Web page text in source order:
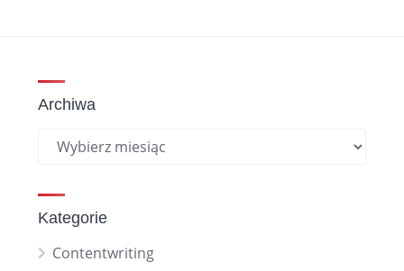
Archiwa
Kategorie
Contentwriting